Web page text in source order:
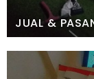
JUAL &